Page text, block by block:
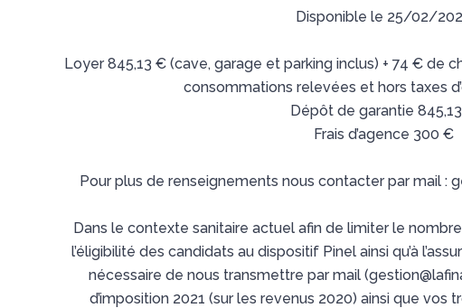
Disponible le 25/02/
Loyer 845,13 € (cave, garage et parking inclus) + 74 € de
consommations relevées et hors taxes
Dépôt de garantie
Frais d’agence 300 €
Pour plus de renseignements nous contacter par mail :
Dans le contexte sanitaire actuel afin de limiter le
l’éligibilité des candidats au dispositif Pinel ainsi qu’à
nécessaire de nous transmettre par mail
d’imposition 2021 (sur les revenus 2020) ainsi que vos